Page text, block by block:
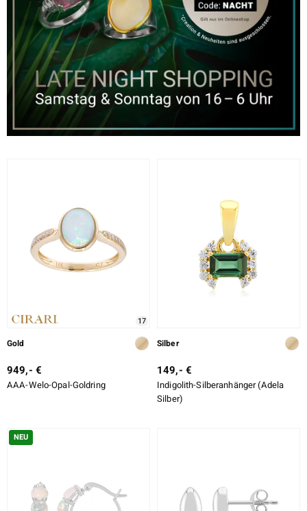
17
Gold
949,- €
AAA-Welo-Opal-Goldring
Silber
149,- €
Indigolith-Silberanhänger (Adela
Silber)
NEU